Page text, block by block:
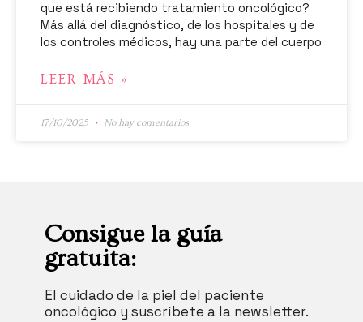
que está recibiendo tratamiento oncológico?
Más allá del diagnóstico, de los hospitales y de
los controles médicos, hay una parte del cuerpo
LEER MÁS »
17/10/2025 No hay comentarios
Consigue la guía
gratuita:
El cuidado de la piel del paciente
oncológico y suscríbete a la newsletter.